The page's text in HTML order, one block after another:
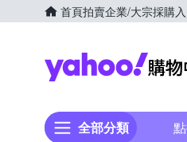
首頁拍賣企業/大宗採購
全部分類